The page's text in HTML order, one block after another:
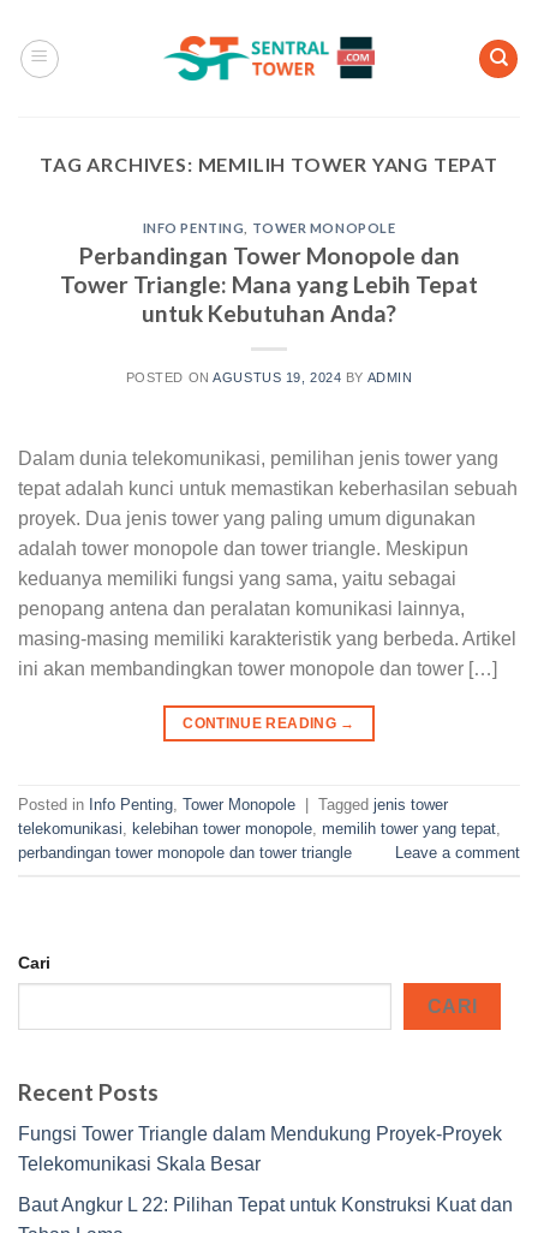
content
TAG ARCHIVES: MEMILIH TOWER YANG TEPAT
INFO PENTING TOWER MONOPOLE
Perbandingan Tower Monopole dan
Tower Triangle: Mana yang Lebih Tepat
untuk Kebutuhan Anda?
POSTED ONAGUSTUS 19, 2024 BY ADMIN
Dalam dunia telekomunikasi, pemilihan jenis tower yang
tepat adalah kunci untuk memastikan keberhasilan sebuah
proyek. Dua jenis tower yang paling umum digunakan
adalah tower monopole dan tower triangle. Meskipun
keduanya memiliki fungsi yang sama, yaitu sebagai
penopang antena dan peralatan komunikasi lainnya,
masing-masing memiliki karakteristik yang berbeda. Artikel
ini akan membandingkan tower monopole dan tower […]
CONTINUE READING →
Posted in Info Penting Tower Monopole Tagged jenis tower
telekomunikasi
kelebihan tower monopole memilih tower yang tepat
perbandingan tower monopole dan tower triangle
Leave a comment
Cari
CARI
Recent Posts
Fungsi Tower Triangle dalam Mendukung Proyek-Proyek
Telekomunikasi Skala Besar
Baut Angkur L 22: Pilihan Tepat untuk Konstruksi Kuat dan